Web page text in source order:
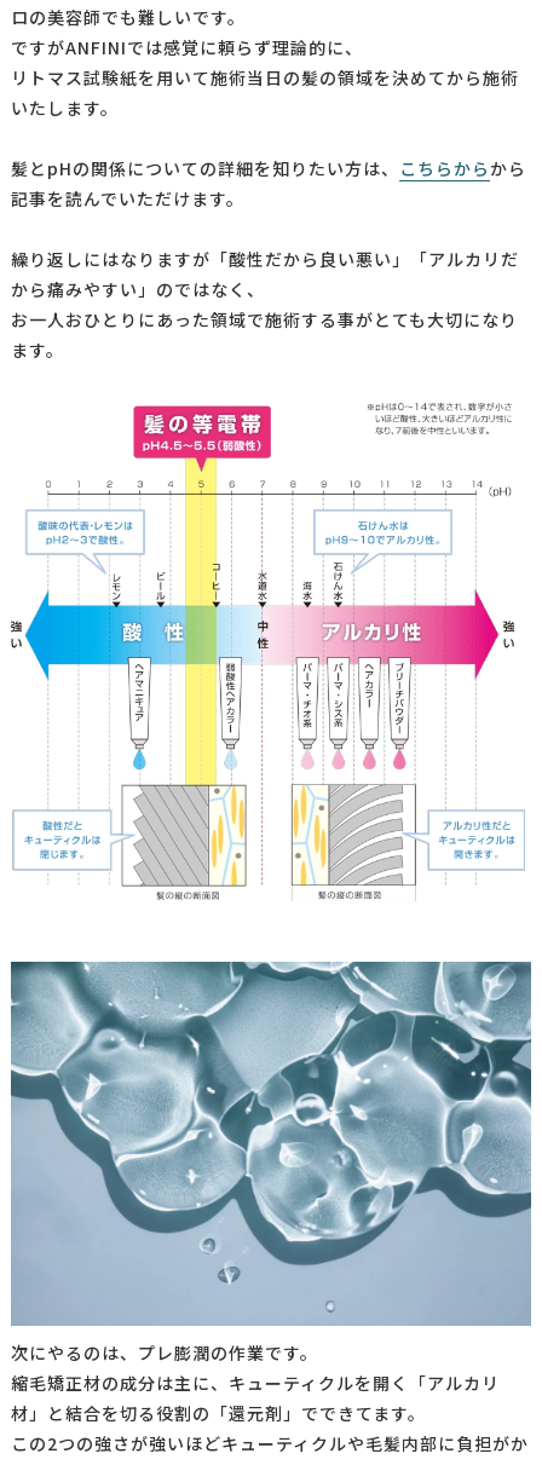
ロの美容師でも難しいです。
ですがANFINIでは感覚に頼らず理論的に、
リトマス試験紙を用いて施術当日の髪の領域を決めてから施術
いたします。
髪とpHの関係についての詳細を知りたい方は、 こちらからから
記事を読んでいただけます。
繰り返しにはなりますが「酸性だから良い悪い」「アルカリだ
から痛みやすい」のではなく、
お一人おひとりにあった領域で施術する事がとても大切になり
ます。
次にやるのは、プレ膨潤の作業です。
縮毛矯正材の成分は主に、 キューティクルを開く「アルカリ
材」と結合を切る役割の「還元剤」でできてます。
この2つの強さが強いほどキューティクルや毛髪内部に負担がか